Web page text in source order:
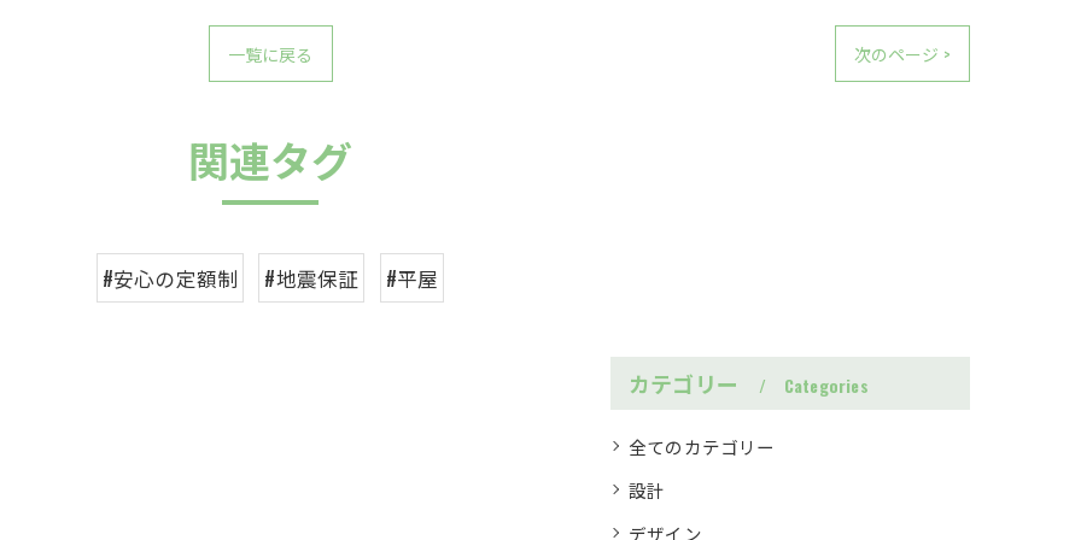
一覧に戻る 次のページ >
関連タグ
#安心の定額制 #地震保証 #平屋
カテゴリー Categories
全てのカテゴリー
設計
デザイン